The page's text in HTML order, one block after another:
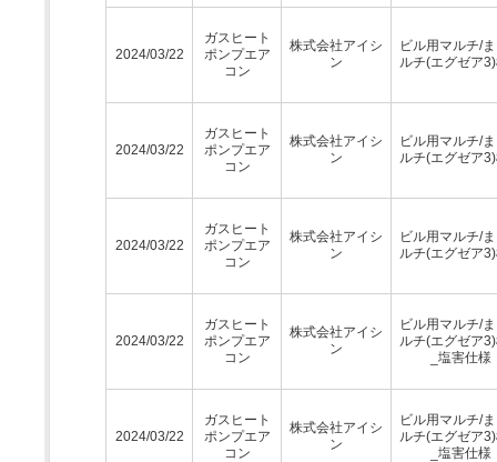
2024/03/22
ガスヒート
ポンプエア
コン
株式会社アイシ
ン
ビル用マルチ/
ルチ(エグゼア
2024/03/22
ガスヒート
ポンプエア
コン
株式会社アイシ
ン
ビル用マルチ/
ルチ(エグゼア
2024/03/22
ガスヒート
ポンプエア
コン
株式会社アイシ
ン
ビル用マルチ/
ルチ(エグゼア
2024/03/22
ガスヒート
ポンプエア
コン
株式会社アイシ
ン
ビル用マルチ/
ルチ(エグゼア
_塩害仕様
2024/03/22
ガスヒート
ポンプエア
コン
株式会社アイシ
ン
ビル用マルチ/
ルチ(エグゼア
_塩害仕様